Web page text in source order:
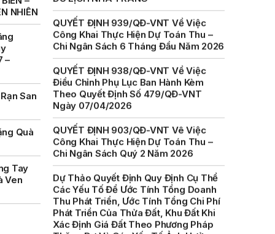
NHIÊN
–
San
Quà
Tay
Ven
Chi Ngân Sách 6 Tháng Đầu Năm 2026
QUYẾT ĐỊNH 938/QĐ-VNT Về Việc
Điều Chỉnh Phụ Lục Ban Hành Kèm
Theo Quyết Định Số 479/QĐ-VNT
Ngày 07/04/2026
QUYẾT ĐỊNH 903/QĐ-VNT Vê Việc
Công Khai Thực Hiện Dự Toán Thu –
Chi Ngân Sách Quý 2 Năm 2026
Dự Thảo Quyết Định Quy Định Cụ Thể
Các Yếu Tố Để Ước Tính Tổng Doanh
Thu Phát Triển, Ước Tính Tổng Chi Phí
Phát Triển Của Thửa Đất, Khu Đất Khi
Xác Định Giá Đất Theo Phương Pháp
Thặng Dư Và Các Yếu Tố Ảnh Hưởng
Đến Giá Đất Khi Xác Định Giá Đất Cụ
Thể Trên Địa Bàn Tỉnh Khánh Hòa